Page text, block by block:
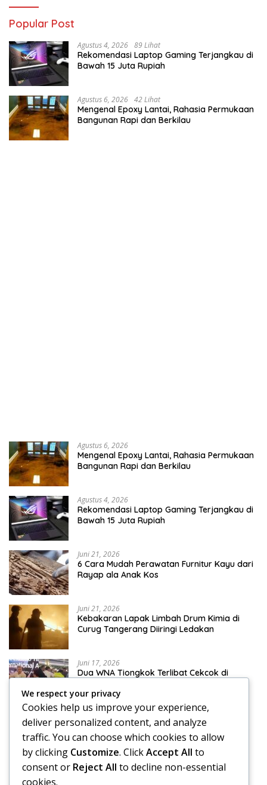
Popular Post
Agustus 4, 2026 89 Lihat
Rekomendasi Laptop Gaming Terjangkau di
Bawah 15 Juta Rupiah
Agustus 6, 2026 42 Lihat
Mengenal Epoxy Lantai, Rahasia Permukaan
Bangunan Rapi dan Berkilau
Agustus 6, 2026
Mengenal Epoxy Lantai, Rahasia Permukaan
Bangunan Rapi dan Berkilau
Agustus 4, 2026
Rekomendasi Laptop Gaming Terjangkau di
Bawah 15 Juta Rupiah
Juni 21, 2026
6 Cara Mudah Perawatan Furnitur Kayu dari
Rayap ala Anak Kos
Juni 21, 2026
Kebakaran Lapak Limbah Drum Kimia di
Curug Tangerang Diiringi Ledakan
Juni 17, 2026
Dua WNA Tiongkok Terlibat Cekcok di
Juni 17, 2026
Klinik Skoliosis Jakarta: Pilihan Terapi untuk
Menangani Kelengkungan Tulang Belakang
We respect your privacy
Cookies help us improve your experience,
deliver personalized content, and analyze
traffic. You can choose which cookies to allow
by clicking Customize. ClickAccept All to
consent or Reject All to decline non-essential
cookies.